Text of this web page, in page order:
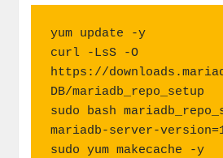
yum update -y
curl -LsS -O
https://
DB/mariadb_repo_setup
sudo bash
mariadb-server-
sudo yum makecache -y